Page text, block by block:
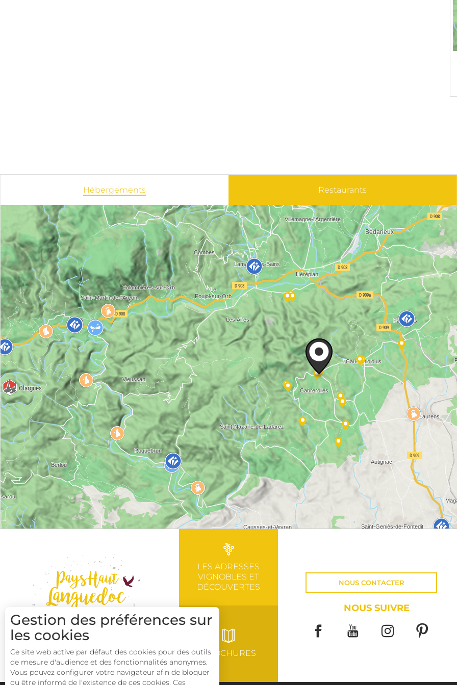
Hébergements Restaurants
LES ADRESSES
VIGNOBLES ET
DÉCOUVERTES
BROCHURES
NOUS CONTACTER
NOUS SUIVRE
Gestion des préférences sur
les cookies
Ce site web active par défaut des cookies pour des outils
de mesure d'audience et des fonctionnalités anonymes.
Vous pouvez configurer votre navigateur afin de bloquer
ou être informé de l'existence de ces cookies. Ces